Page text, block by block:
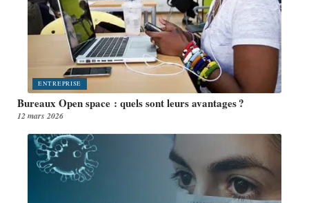
ENTREPRISE
Bureaux Open space : quels sont leurs avantages ?
12 mars 2026